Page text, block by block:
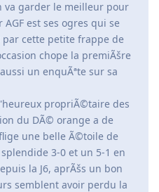
va garder le meilleur pour
est ses ogres qui se
cette petite frappe de
chope la premiÃšre
un enquÃªte sur sa
propriÃ©taire des
du DÃ© orange a de
une belle Ã©toile de
3-0 et un 5-1 en
la J6, aprÃšs un bon
semblent avoir perdu la